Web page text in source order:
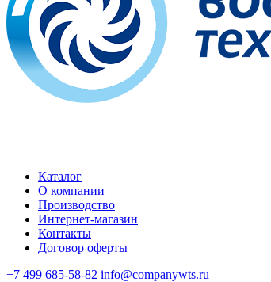
Каталог
О компании
Производство
Интернет-магазин
Контакты
Договор оферты
+7 499 685-58-82 info@companywts.ru